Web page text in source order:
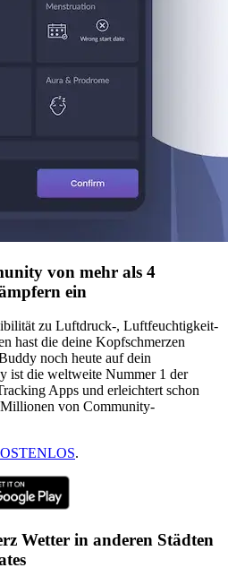
von mehr als 4
ein
zu Luftdruck-, Luftfeuchtigkeit-
hast die deine Kopfschmerzen
noch heute auf dein
ist die weltweite Nummer 1 der
Apps und erleichtert schon
von Community-
.
Wetter in anderen Städten